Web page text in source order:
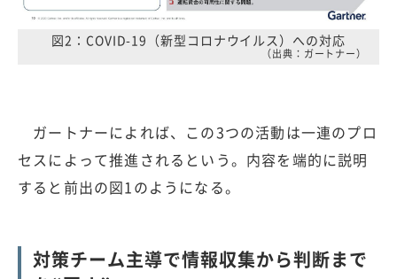
図2：COVID-19（新型コロナウイルス）への対応
（出典：ガートナー）
ガートナーによれば、この3つの活動は一連のプロ
セスによって推進されるという。内容を端的に説明
すると前出の図1のようになる。
対策チーム主導で情報収集から判断まで